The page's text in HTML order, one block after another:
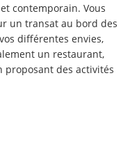
contemporain. Vous
un transat au bord des
différentes envies,
un restaurant,
des activités